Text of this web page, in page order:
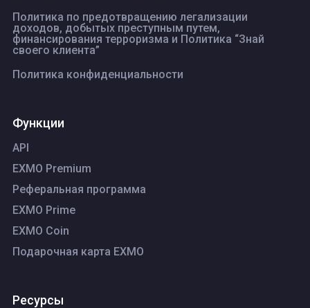
Политика по предотвращению легализации
доходов, добытых преступным путем,
финансирования терроризма и Политика “Знай
своего клиента”
Политика конфиденциальности
Функции
API
EXMO Premium
Реферальная программа
EXMO Prime
EXMO Coin
Подарочная карта EXMO
Ресурсы